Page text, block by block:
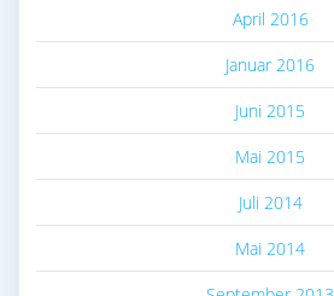
April 2016
Januar 2016
Juni 2015
Mai 2015
Juli 2014
Mai 2014